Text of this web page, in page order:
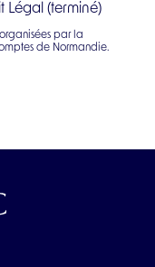
Légal (terminé)
par la
de Normandie.